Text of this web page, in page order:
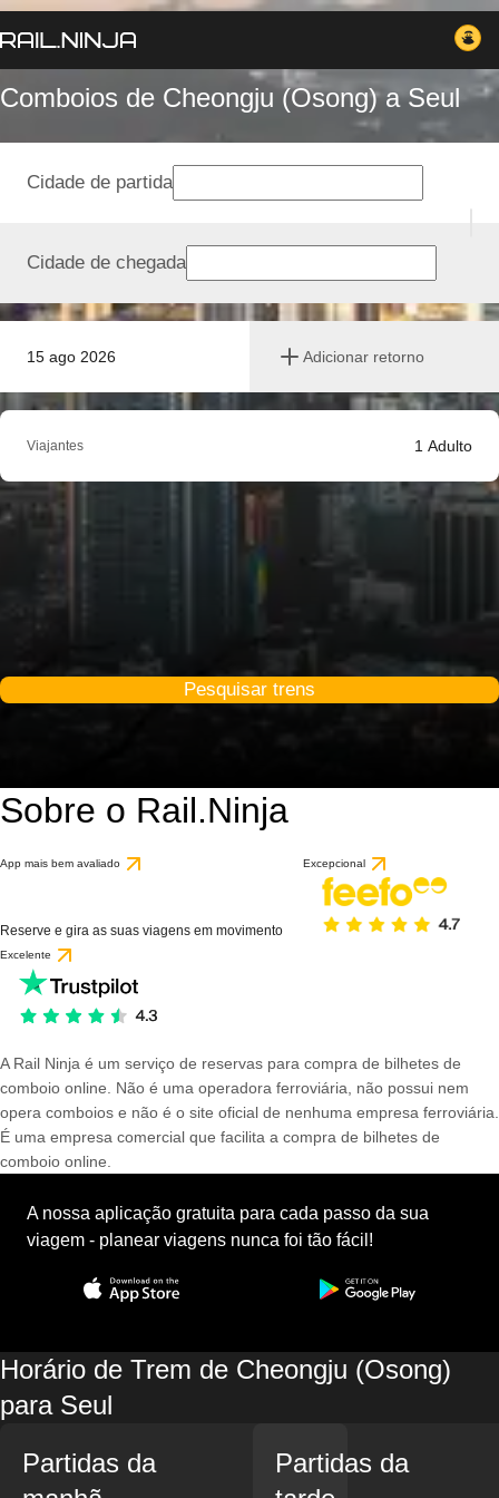
Comboios de Cheongju (Osong) a Seul
15 ago 2026 Adicionar retorno
Cidade de partida
Cidade de chegada
Viajantes 1 Adulto
Pesquisar trens
Sobre o Rail.Ninja
App mais bem avaliado
Reserve e gira as suas viagens em movimento
Excepcional
Excelente
A Rail Ninja é um serviço de reservas para compra de bilhetes de
comboio online. Não é uma operadora ferroviária, não possui nem
opera comboios e não é o site oficial de nenhuma empresa ferroviária.
É uma empresa comercial que facilita a compra de bilhetes de
comboio online.
A nossa aplicação gratuita para cada passo da sua
viagem - planear viagens nunca foi tão fácil!
Horário de Trem de Cheongju (Osong)
para Seul
Partidas da
Partidas da